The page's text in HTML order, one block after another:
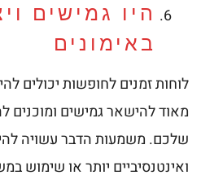
היו גמישים
באימונים
לוחות זמנים לחופשות יכולים
מאוד להישאר גמישים
שלכם. משמעות הדבר עשויה
ואינטנסיביים יותר או שימוש